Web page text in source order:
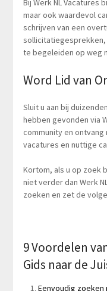
Bij Werk NL Vacatures
maar ook waardevol
schrijven van een
sollicitatiegesprekken,
te begeleiden op weg
Word Lid van
Sluit u aan bij
hebben gevonden via
community en
vacatures en nuttige
Kortom, als u op zoek
niet verder dan Werk
zoeken en zet de
9 Voordelen
Gids naar de
Eenvoudig zoeken